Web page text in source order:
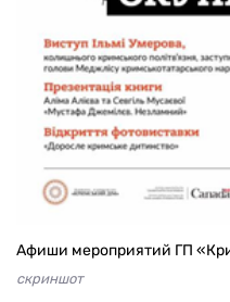
Афиши мероприятий ГП
скриншот